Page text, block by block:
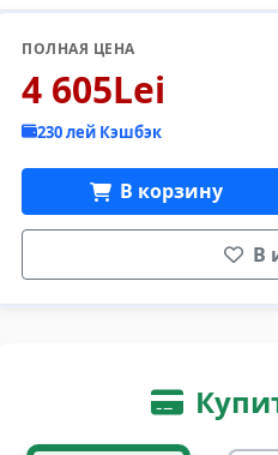
ПОЛНАЯ ЦЕНА
4 605Lei
230 лей Кэшбэк
В корзину
В